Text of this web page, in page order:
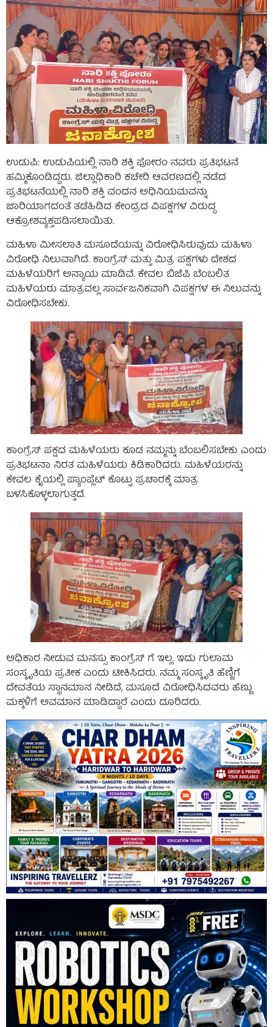
ಉಡುಪಿ: ಉಡುಪಿಯಲ್ಲಿ ನಾರಿ ಶಕ್ತಿ ಫೋರಂ ನವರು ಪ್ರತಿಭಟನೆ
ಹಮ್ಮಿಕೊಂಡಿದ್ದರು. ಜಿಲ್ಲಾಧಿಕಾರಿ ಕಚೇರಿ ಆವರಣದಲ್ಲಿ ನಡೆದ
ಪ್ರತಿಭಟನೆಯಲ್ಲಿ ನಾರಿ ಶಕ್ತಿ ವಂದನ ಅಧಿನಿಯಮವನ್ನು
ಜಾರಿಯಾಗದಂತೆ ತಡೆಹಿಡಿದ ಕೇಂದ್ರದ ವಿಪಕ್ಷಗಳ ವಿರುದ್ಧ
ಆಕ್ರೋಶವ್ಯಕ್ತಪಡಿಸಲಾಯಿತು.
ಮಹಿಳಾ ಮೀಸಲಾತಿ ಮಸೂದೆಯನ್ನು ವಿರೋಧಿಸಿರುವುದು ಮಹಿಳಾ
ವಿರೋಧಿ ನಿಲುವಾಗಿದೆ. ಕಾಂಗ್ರೆಸ್ ಮತ್ತು ಮಿತ್ರ ಪಕ್ಷಗಳು ದೇಶದ
ಮಹಿಳೆಯರಿಗೆ ಅನ್ಯಾಯ ಮಾಡಿವೆ. ಕೇವಲ ಬಿಜೆಪಿ ಬೆಂಬಲಿತ
ಮಹಿಳೆಯರು ಮಾತ್ರವಲ್ಲ ಸಾರ್ವಜನಿಕವಾಗಿ ವಿಪಕ್ಷಗಳ ಈ ನಿಲುವನ್ನು
ವಿರೋಧಿಸಬೇಕು.
ಕಾಂಗ್ರೆಸ್ ಪಕ್ಷದ ಮಹಿಳೆಯರು ಕೂಡ ನಮ್ಮನ್ನು ಬೆಂಬಲಿಸಬೇಕು ಎಂದು
ಪ್ರತಿಭಟನಾ ನಿರತ ಮಹಿಳೆಯರು ಕಿಡಿಕಾರಿದರು. ಮಹಿಳೆಯರನ್ನು
ಕೇವಲ ಕೈಯಲ್ಲಿ ಪ್ಯಾಂಪ್ಲೆಟ್ ಕೊಟ್ಟು ಪ್ರಚಾರಕ್ಕೆ ಮಾತ್ರ
ಬಳಸಿಕೊಳ್ಳಲಾಗುತ್ತದೆ.
ಅಧಿಕಾರ ನೀಡುವ ಮನಸ್ಸು ಕಾಂಗ್ರೆಸ್ ಗೆ ಇಲ್ಲ. ಇದು ಗುಲಾಮ
ಸಂಸ್ಕೃತಿಯ ಪ್ರತೀಕ ಎಂದು ಟೀಕಿಸಿದರು. ನಮ್ಮ ಸಂಸ್ಕೃತಿ ಹೆಣ್ಣಿಗೆ
ದೇವತೆಯ ಸ್ಥಾನಮಾನ ನೀಡಿದೆ, ಮಸೂದೆ ವಿರೋಧಿಸಿದವರು ಹೆಣ್ಣು
ಮಕ್ಕಳಿಗೆ ಅವಮಾನ ಮಾಡಿದ್ದಾರೆ ಎಂದು ದೂರಿದರು.